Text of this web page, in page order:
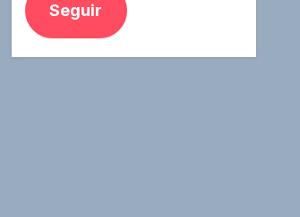
Seguir